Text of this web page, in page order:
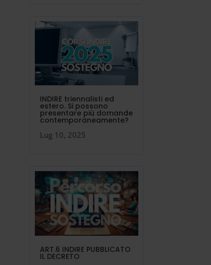
INDIRE triennalisti ed
estero. Si possono
presentare più domande
contemporaneamente?
Lug 10, 2025
ART.6 INDIRE PUBBLICATO
IL DECRETO